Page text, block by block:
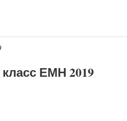
ЕМН 2019